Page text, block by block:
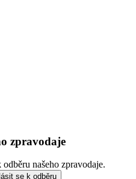
zpravodaje
našeho zpravodaje.
se k odběru